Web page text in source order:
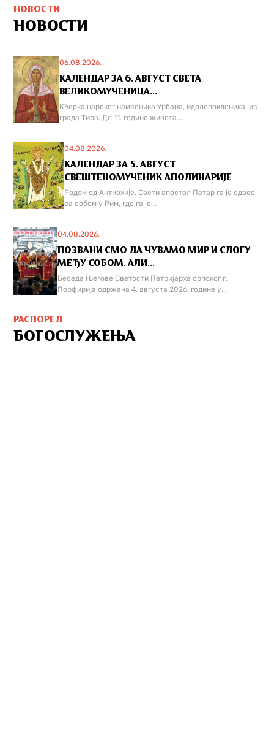
НОВОСТИ
НОВОСТИ
06.08.2026.
КАЛЕНДАР ЗА 6. АВГУСТ СВЕТА
ВЕЛИКОМУЧЕНИЦА...
Кћерка царског намесника Урбана, идолопоклоника, из
града Тира. До 11. године живота...
04.08.2026.
КАЛЕНДАР ЗА 5. АВГУСТ
СВЕШТЕНОМУЧЕНИК АПОЛИНАРИЈЕ
Родом од Антиохије. Свети апостол Петар га је одвео
са собом у Рим, где га је...
04.08.2026.
ПОЗВАНИ СМО ДА ЧУВАМО МИР И СЛОГУ
МЕЂУ СОБОМ, АЛИ...
Беседа Његове Светости Патријарха српског г.
Порфирија одржана 4. августа 2026. године у...
РАСПОРЕД
БОГОСЛУЖЕЊА